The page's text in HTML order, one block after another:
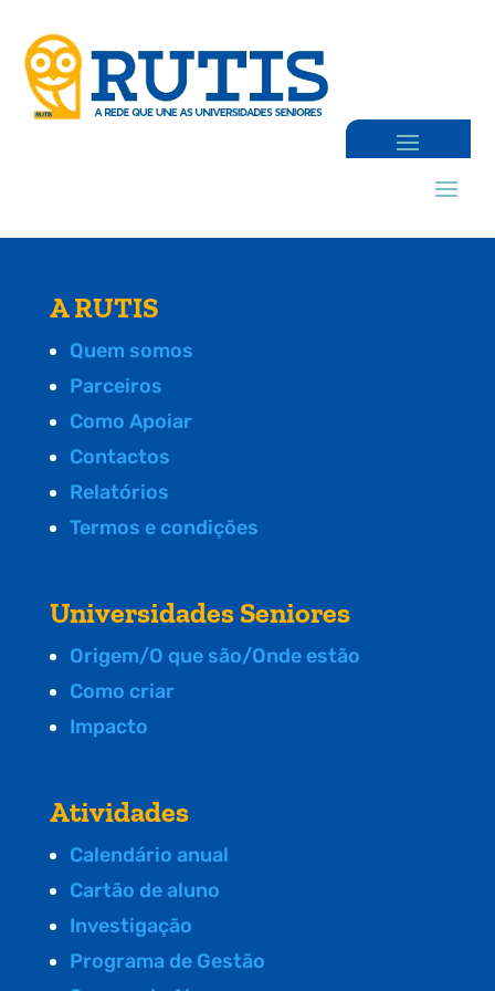
A RUTIS
Quem somos
Parceiros
Como Apoiar
Contactos
Relatórios
Termos e condições
Universidades Seniores
Origem/O que são/Onde estão
Como criar
Impacto
Atividades
Calendário anual
Cartão de aluno
Investigação
Programa de Gestão